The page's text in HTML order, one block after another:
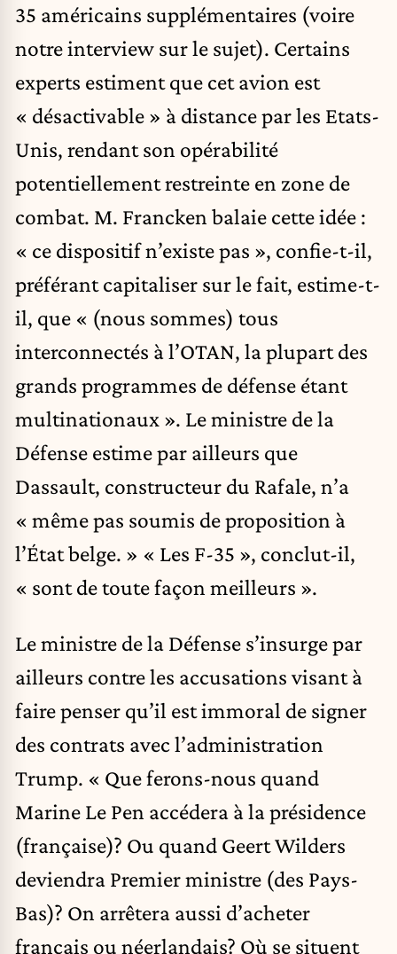
35 américains supplémentaires (voire
notre interview sur le sujet). Certains
experts estiment que cet avion est
« désactivable » à distance par les Etats-
Unis, rendant son opérabilité
potentiellement restreinte en zone de
combat. M. Francken balaie cette idée :
« ce dispositif n’existe pas », confie-t-il,
préférant capitaliser sur le fait, estime-t-
il, que « (nous sommes) tous
interconnectés à l’OTAN, la plupart des
grands programmes de défense étant
multinationaux ». Le ministre de la
Défense estime par ailleurs que
Dassault, constructeur du Rafale, n’a
« même pas soumis de proposition à
l’État belge. » « Les F-35 », conclut-il,
« sont de toute façon meilleurs ».
Le ministre de la Défense s’insurge par
ailleurs contre les accusations visant à
faire penser qu’il est immoral de signer
des contrats avec l’administration
Trump. « Que ferons-nous quand
Marine Le Pen accédera à la présidence
(française)? Ou quand Geert Wilders
deviendra Premier ministre (des Pays-
Bas)? On arrêtera aussi d’acheter
français ou néerlandais? Où se situent